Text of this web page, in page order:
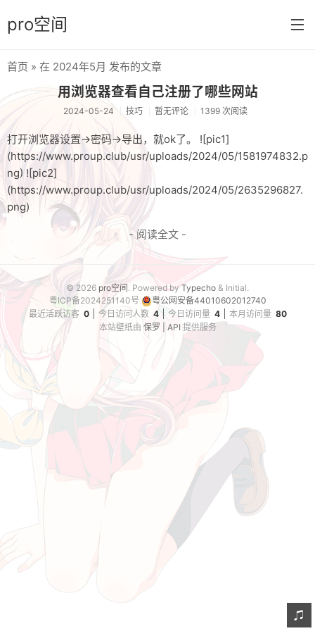
pro空间
分类
日常
笔记
音乐
游戏
技巧
实验
摘录
轻语
留言
订阅
首页 » 在 2024年5月 发布的文章
用浏览器查看自己注册了哪些网站
2024-05-24 技巧 暂无评论 1399 次阅读
打开浏览器设置→密码→导出，就ok了。 ![pic1]
(https://www.proup.club/usr/uploads/2024/05/1581974832.p
ng) ![pic2]
(https://www.proup.club/usr/uploads/2024/05/2635296827.
png)
- 阅读全文 -
© 2026 pro空间 . Powered by Typecho & Initial.
粤ICP备2024251140号
粤公网安备44010602012740
最近活跃访客 0 今日访问人数 4 今日访问量 4 本月访问量 80
本站壁纸由 保罗 | API 提供服务